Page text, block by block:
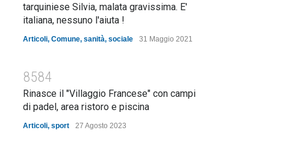
tarquiniese Silvia, malata gravissima. E'
italiana, nessuno l'aiuta !
Articoli, Comune, sanità, sociale 31 Maggio 2021
8584
Rinasce il "Villaggio Francese" con campi
di padel, area ristoro e piscina
Articoli, sport 27 Agosto 2023